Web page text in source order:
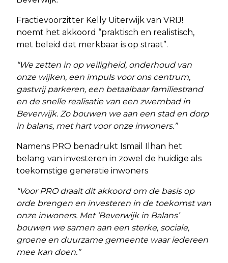
Fractievoorzitter Kelly Uiterwijk van VRIJ!
noemt het akkoord “praktisch en realistisch,
met beleid dat merkbaar is op straat”.
“We zetten in op veiligheid, onderhoud van
onze wijken, een impuls voor ons centrum,
gastvrij parkeren, een betaalbaar familiestrand
en de snelle realisatie van een zwembad in
Beverwijk. Zo bouwen we aan een stad en dorp
in balans, met hart voor onze inwoners.”
Namens PRO benadrukt Ismail Ilhan het
belang van investeren in zowel de huidige als
toekomstige generatie inwoners
“Voor PRO draait dit akkoord om de basis op
orde brengen en investeren in de toekomst van
onze inwoners. Met ‘Beverwijk in Balans’
bouwen we samen aan een sterke, sociale,
groene en duurzame gemeente waar iedereen
mee kan doen.”